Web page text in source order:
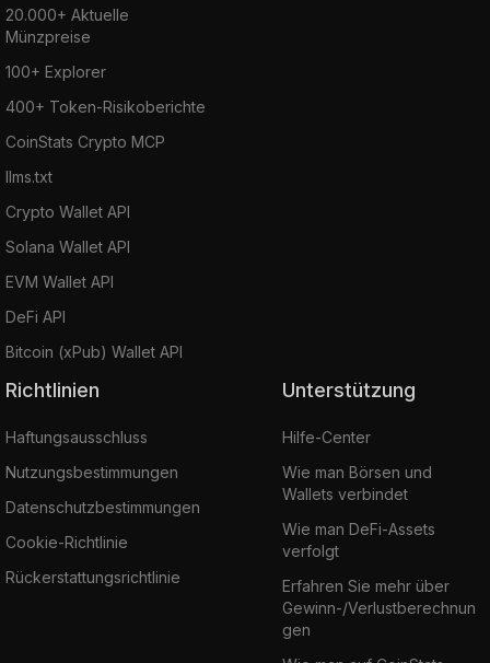
20.000+ Aktuelle
Münzpreise
100+ Explorer
400+ Token-Risikoberichte
CoinStats Crypto MCP
llms.txt
Crypto Wallet API
Solana Wallet API
EVM Wallet API
DeFi API
Bitcoin (xPub) Wallet API
Richtlinien
Haftungsausschluss
Nutzungsbestimmungen
Datenschutzbestimmungen
Cookie-Richtlinie
Rückerstattungsrichtlinie
Unterstützung
Hilfe-Center
Wie man Börsen und
Wallets verbindet
Wie man DeFi-Assets
verfolgt
Erfahren Sie mehr über
Gewinn-/Verlustberechnun
gen